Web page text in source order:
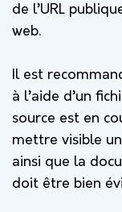
de l’URL
web.
Il est
à l’aide d’un
source est en
mettre visible
ainsi que la
doit être bien